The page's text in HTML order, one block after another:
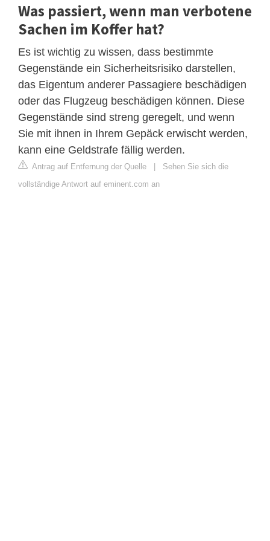
Was passiert, wenn man verbotene
Sachen im Koffer hat?
Es ist wichtig zu wissen, dass bestimmte
Gegenstände ein Sicherheitsrisiko darstellen,
das Eigentum anderer Passagiere beschädigen
oder das Flugzeug beschädigen können. Diese
Gegenstände sind streng geregelt, und wenn
Sie mit ihnen in Ihrem Gepäck erwischt werden,
kann eine Geldstrafe fällig werden.
Antrag auf Entfernung der Quelle | Sehen Sie sich die
vollständige Antwort auf eminent.com an